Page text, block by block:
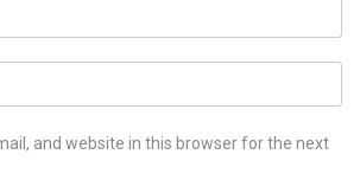
and website in this browser for the next